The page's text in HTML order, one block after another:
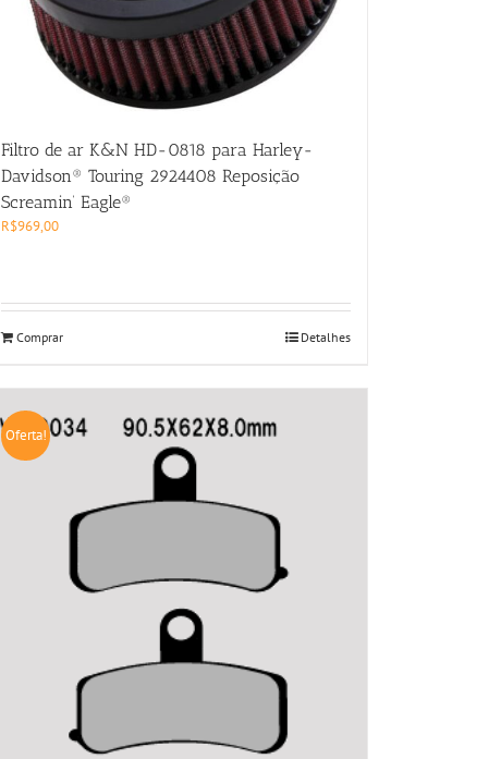
Filtro de ar K&N HD-0818 para Harley-
Davidson® Touring 2924408 Reposição
Screamin’ Eagle®
R$969,00
Comprar Detalhes
Oferta!